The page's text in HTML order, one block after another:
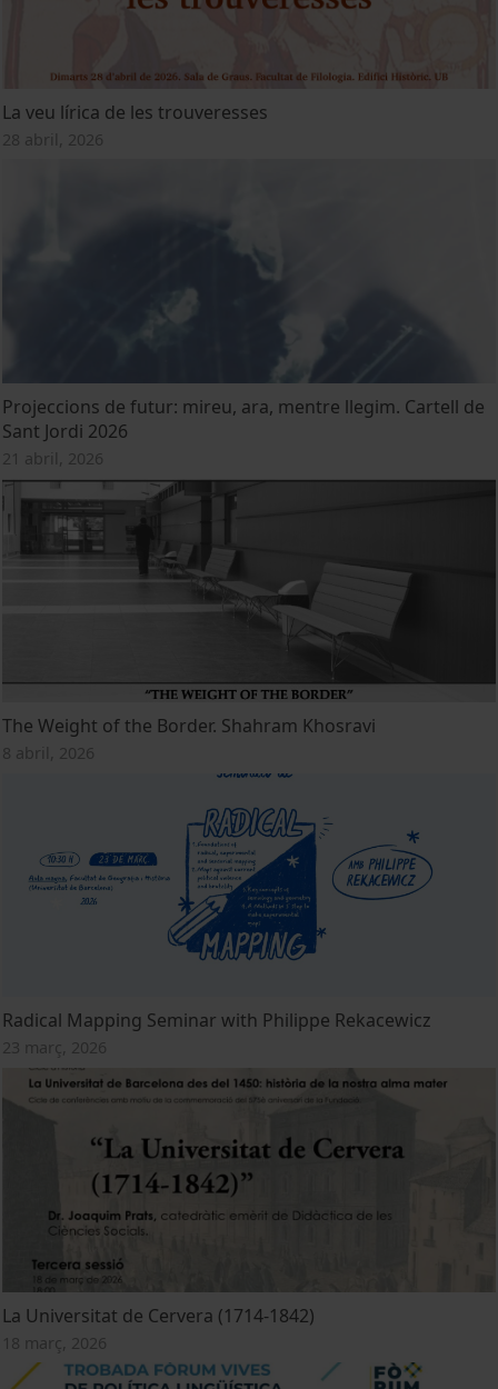
La veu lírica de les trouveresses
28 abril, 2026
Projeccions de futur: mireu, ara, mentre llegim. Cartell de
Sant Jordi 2026
21 abril, 2026
The Weight of the Border. Shahram Khosravi
8 abril, 2026
Radical Mapping Seminar with Philippe Rekacewicz
23 març, 2026
La Universitat de Cervera (1714-1842)
18 març, 2026